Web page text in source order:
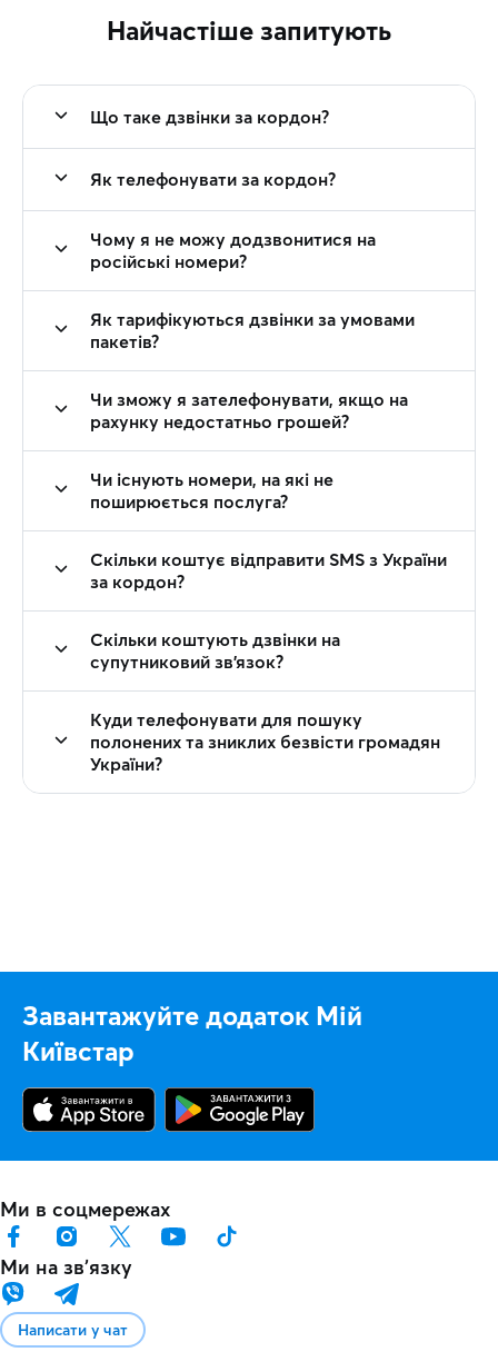
Найчастіше запитують
Що таке дзвінки за кордон?
Як телефонувати за кордон?
Чому я не можу додзвонитися на
російські номери?
Як тарифікуються дзвінки за умовами
пакетів?
Чи зможу я зателефонувати, якщо на
рахунку недостатньо грошей?
Чи існують номери, на які не
поширюється послуга?
Скільки коштує відправити SMS з України
за кордон?
Скільки коштують дзвінки на
супутниковий зв'язок?
Куди телефонувати для пошуку
полонених та зниклих безвісти громадян
України?
Завантажуйте додаток Мій
Київстар
Ми в соцмережах
Ми на звʼязку
Написати у чат